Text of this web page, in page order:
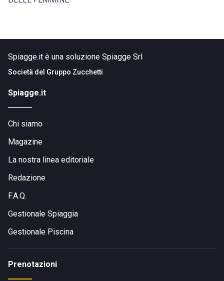
Spiagge.it è una soluzione Spiagge Srl
Società del Gruppo Zucchetti
Spiagge.it
Chi siamo
Magazine
La nostra linea editoriale
Redazione
F.A.Q.
Gestionale Spiaggia
Gestionale Piscina
Prenotazioni